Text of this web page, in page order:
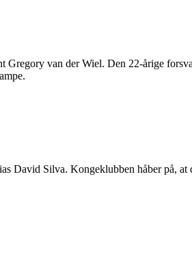
Gregory van der Wiel. Den 22-årige
David Silva. Kongeklubben håber på,